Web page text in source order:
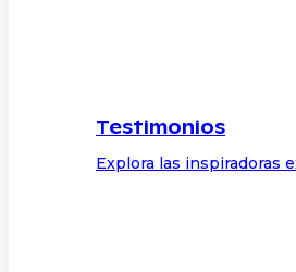
Testimonios
Explora las inspiradoras